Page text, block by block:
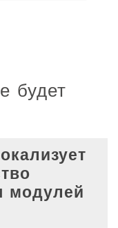
будет
модулей